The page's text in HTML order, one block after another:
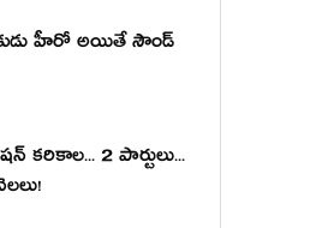
హీరో అయితే సౌండ్
కరికాల... 2 పార్టులు...